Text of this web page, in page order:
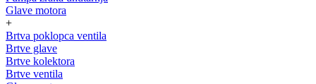
Glave motora
+
Brtva poklopca ventila
Brtve glave
Brtve kolektora
Brtve ventila